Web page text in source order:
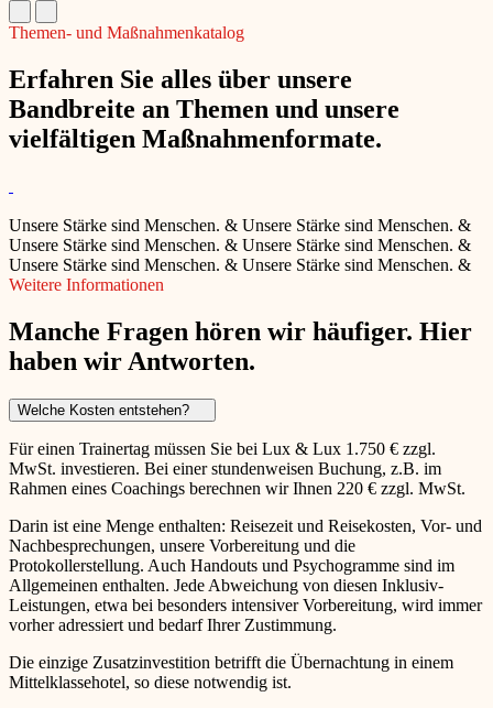
Themen- und Maßnahmenkatalog
Erfahren Sie alles über unsere
Bandbreite an Themen und unsere
vielfältigen Maßnahmenformate.
Unsere Stärke sind Menschen. & Unsere Stärke sind Menschen. &
Unsere Stärke sind Menschen. & Unsere Stärke sind Menschen. &
Unsere Stärke sind Menschen. & Unsere Stärke sind Menschen. &
Weitere Informationen
Manche Fragen hören wir häufiger. Hier
haben wir Antworten.
Welche Kosten entstehen?
Für einen Trainertag müssen Sie bei Lux & Lux 1.750 € zzgl.
MwSt. investieren. Bei einer stundenweisen Buchung, z.B. im
Rahmen eines Coachings berechnen wir Ihnen 220 € zzgl. MwSt.
Darin ist eine Menge enthalten: Reisezeit und Reisekosten, Vor- und
Nachbesprechungen, unsere Vorbereitung und die
Protokollerstellung. Auch Handouts und Psychogramme sind im
Allgemeinen enthalten. Jede Abweichung von diesen Inklusiv-
Leistungen, etwa bei besonders intensiver Vorbereitung, wird immer
vorher adressiert und bedarf Ihrer Zustimmung.
Die einzige Zusatzinvestition betrifft die Übernachtung in einem
Mittelklassehotel, so diese notwendig ist.